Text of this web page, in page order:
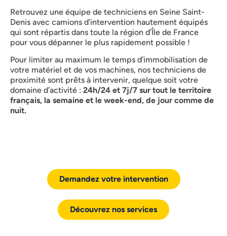
Retrouvez une équipe de techniciens en Seine Saint-
Denis avec camions d’intervention hautement équipés
qui sont répartis dans toute la région d’Île de France
pour vous dépanner le plus rapidement possible !
Pour limiter au maximum le temps d’immobilisation de
votre matériel et de vos machines, nos techniciens de
proximité sont prêts à intervenir, quelque soit votre
domaine d’activité : 24h/24 et 7j/7 sur tout le territoire
français, la semaine et le week-end, de jour comme de
nuit.
Demandez votre intervention
Découvrez nos services